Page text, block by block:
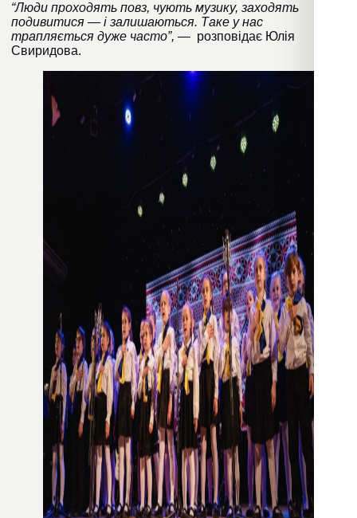
“Люди проходять повз, чують музику, заходять
подивитися — і залишаються. Таке у нас
трапляється дуже часто”, — розповідає Юлія
Свиридова.